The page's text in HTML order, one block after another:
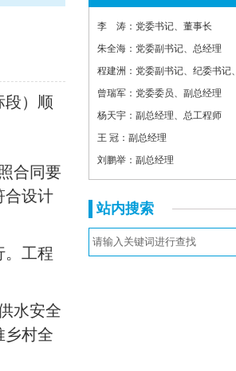
李 涛：党委书记、董事长
朱全海：党委副书记、总经理
程建洲：党委副书记、纪委书记
曾瑞军：党委委员、副总经理
杨天宇：副总经理、总工程师
王 冠：副总经理
刘鹏举：副总经理
站内搜索
）顺
合同要
合设计
。工程
水安全
乡村全